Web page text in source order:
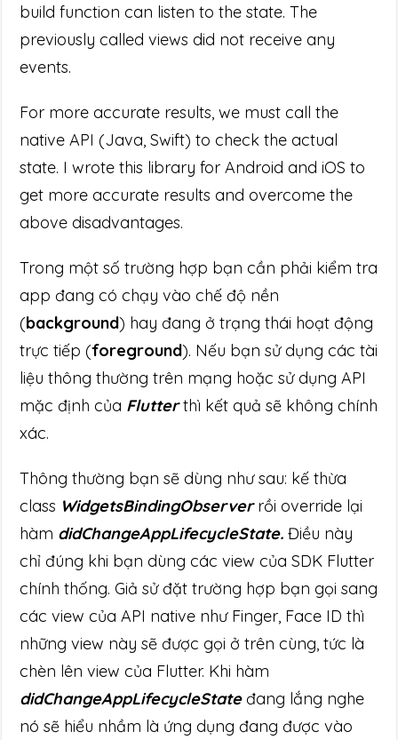
build function can listen to the state. The
previously called views did not receive any
events.
For more accurate results, we must call the
native API (Java, Swift) to check the actual
state. I wrote this library for Android and iOS to
get more accurate results and overcome the
above disadvantages.
Trong một số trường hợp bạn cần phải kiểm tra
app đang có chạy vào chế độ nền
(background) hay đang ở trạng thái hoạt động
trực tiếp (foreground). Nếu bạn sử dụng các tài
liệu thông thường trên mạng hoặc sử dụng API
mặc định của Flutterthì kết quả sẽ không chính
xác.
Thông thường bạn sẽ dùng như sau: kế thừa
class WidgetsBindingObserverrồi override lại
hàm didChangeAppLifecycleState.Điều này
chỉ đúng khi bạn dùng các view của SDK Flutter
chính thống. Giả sử đặt trường hợp bạn gọi sang
các view của API native như Finger, Face ID thì
những view này sẽ được gọi ở trên cùng, tức là
chèn lên view của Flutter. Khi hàm
didChangeAppLifecycleStateđang lắng nghe
nó sẽ hiểu nhầm là ứng dụng đang được vào